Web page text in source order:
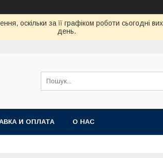
оскільки за її графіком роботи сьогодні
день.
И ОПЛАТА О НАС